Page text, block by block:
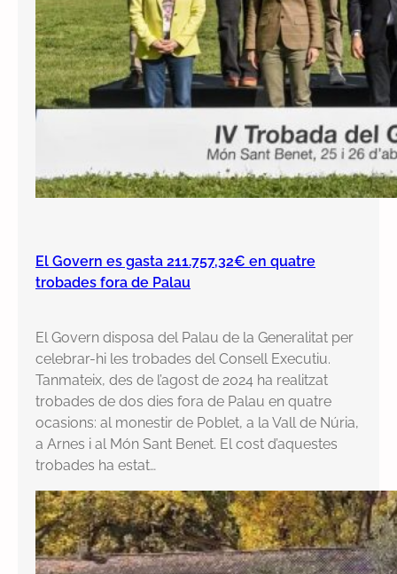
El Govern es gasta 211.757,32€ en quatre
trobades fora de Palau
El Govern disposa del Palau de la Generalitat per
celebrar-hi les trobades del Consell Executiu.
Tanmateix, des de l’agost de 2024 ha realitzat
trobades de dos dies fora de Palau en quatre
ocasions: al monestir de Poblet, a la Vall de Núria,
a Arnes i al Món Sant Benet. El cost d’aquestes
trobades ha estat…